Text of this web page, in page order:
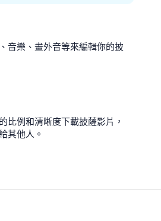
音樂、畫外音等來編輯你的披
比例和清晰度下載披薩影片，
其他人。